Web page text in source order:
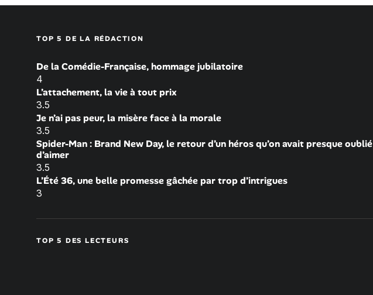
TOP 5 DE LA RÉDACTION
De la Comédie-Française, hommage jubilatoire
4
L’attachement, la vie à tout prix
3.5
Je n’ai pas peur, la misère face à la morale
3.5
Spider-Man : Brand New Day, le retour d’un héros qu’on avait presque oublié
d’aimer
3.5
L’Été 36, une belle promesse gâchée par trop d’intrigues
3
TOP 5 DES LECTEURS